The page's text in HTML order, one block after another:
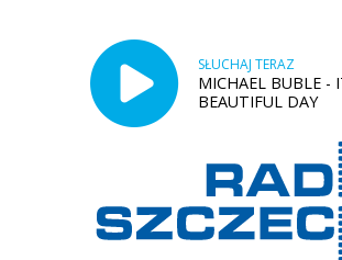
SŁUCHAJ TERAZ
MICHAEL BUBLE -
BEAUTIFUL DAY